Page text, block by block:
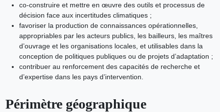
co-construire et mettre en œuvre des outils et processus de
décision face aux incertitudes climatiques ;
favoriser la production de connaissances opérationnelles,
appropriables par les acteurs publics, les bailleurs, les maîtres
d’ouvrage et les organisations locales, et utilisables dans la
conception de politiques publiques ou de projets d’adaptation ;
contribuer au renforcement des capacités de recherche et
d’expertise dans les pays d’intervention.
Périmètre géographique